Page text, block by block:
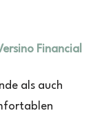
Financial
als auch